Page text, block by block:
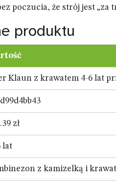
poczucia, że strój jest „za
produktu
Klaun z krawatem 4-6 lat
zł
lat
z kamizelką i